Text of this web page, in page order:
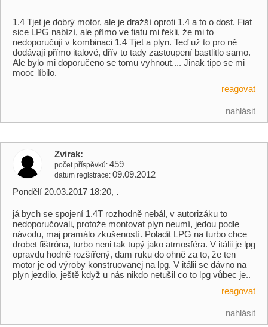
1.4 Tjet je dobrý motor, ale je dražší oproti 1.4 a to o dost. Fiat
sice LPG nabízí, ale přímo ve fiatu mi řekli, že mi to
nedoporučují v kombinaci 1.4 Tjet a plyn. Teď už to pro ně
dodávají přímo italové, dřív to tady zastoupení bastlitlo samo.
Ale bylo mi doporučeno se tomu vyhnout.... Jinak tipo se mi
mooc líbilo.
reagovat
nahlásit
Zvirak
počet příspěvků 459
datum registrace 09.09.2012
Pondělí 20.03.2017 18:20, .
já bych se spojení 1.4T rozhodně nebál, v autorizáku to
nedoporučovali, protože montovat plyn neumí, jedou podle
návodu, maj pramálo zkušeností. Poladit LPG na turbo chce
drobet fištróna, turbo neni tak tupý jako atmosféra. V itálii je lpg
opravdu hodně rozšířený, dam ruku do ohně za to, že ten
motor je od výroby konstruovanej na lpg. V itálii se dávno na
plyn jezdilo, ještě když u nás nikdo netušil co to lpg vůbec je..
reagovat
nahlásit